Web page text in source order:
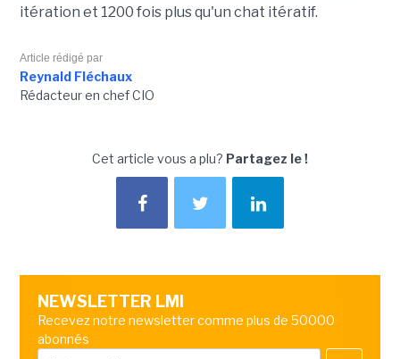
itération et 1200 fois plus qu'un chat itératif.
Article rédigé par
Reynald Fléchaux
Rédacteur en chef CIO
Cet article vous a plu? Partagez le !
NEWSLETTER LMI
Recevez notre newsletter comme plus de 50000
abonnés